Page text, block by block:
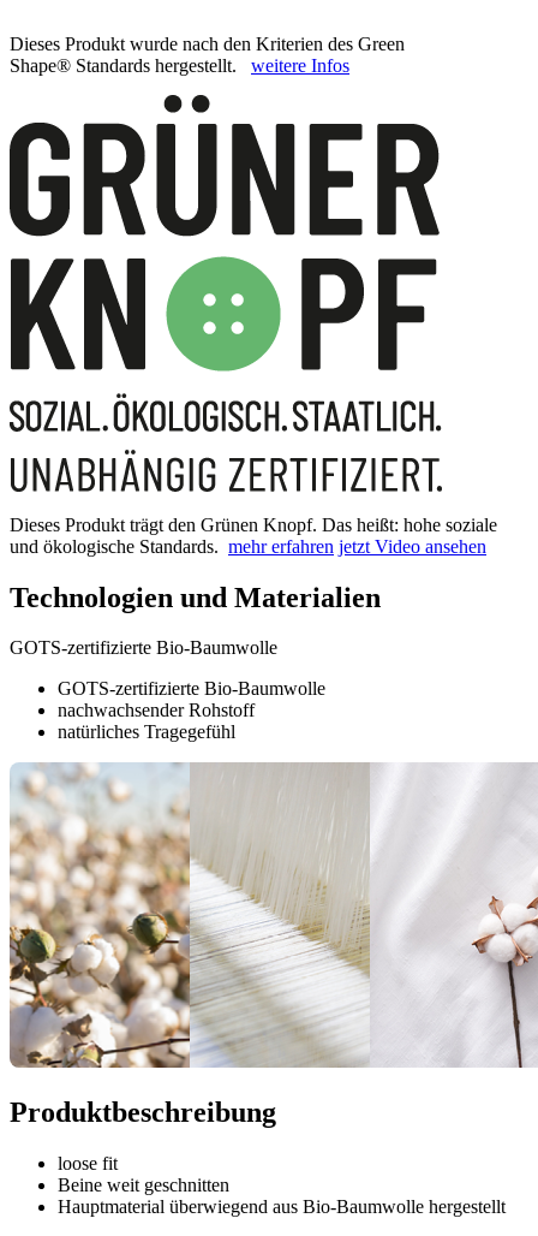
Dieses Produkt wurde nach den Kriterien des Green
Shape® Standards hergestellt. weitere Infos
Dieses Produkt trägt den Grünen Knopf. Das heißt: hohe soziale
und ökologische Standards. mehr erfahren jetzt Video ansehen
Technologien und Materialien
GOTS-zertifizierte Bio-Baumwolle
GOTS-zertifizierte Bio-Baumwolle
nachwachsender Rohstoff
natürliches Tragegefühl
Produktbeschreibung
loose fit
Beine weit geschnitten
Hauptmaterial überwiegend aus Bio-Baumwolle hergestellt